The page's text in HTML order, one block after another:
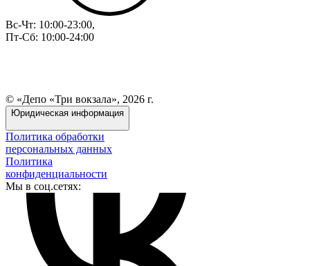
Вс-Чт: 10:00-23:00,
Пт-Сб: 10:00-24:00
© «Депо «Три вокзала», 2026 г.
Юридическая информация
Политика обработки
персональных данных
Политика
конфиденциальности
Мы в соц.сетях: